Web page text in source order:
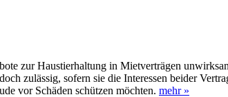
zur Haustierhaltung in Mietverträgen
zulässig, sofern sie die Interessen beider
vor Schäden schützen möchten. mehr »